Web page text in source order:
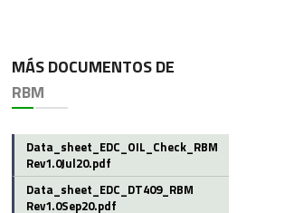
MÁS DOCUMENTOS DE
RBM
Data_sheet_EDC_OIL_Check_RBM
Rev1.0Jul20.pdf
Data_sheet_EDC_DT409_RBM
Rev1.0Sep20.pdf